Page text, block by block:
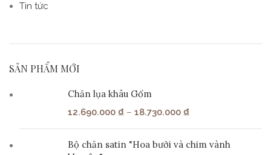
Tin tức
SẢN PHẨM MỚI
Chăn lụa khâu Gốm
12.690.000 ₫ – 18.730.000 ₫
Bộ chăn satin "Hoa bưởi và chim vành